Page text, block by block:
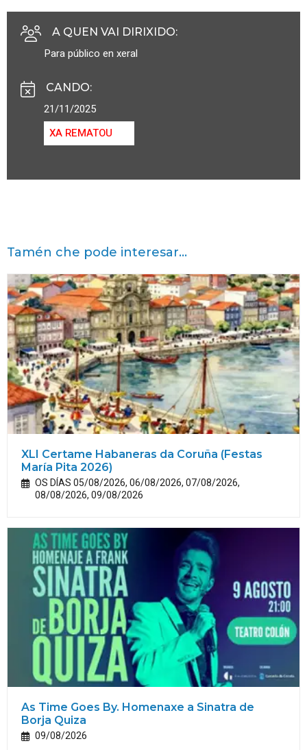
A QUEN VAI DIRIXIDO:
Para público en xeral
CANDO:
21/11/2025
XA REMATOU
Tamén che pode interesar...
XLI Certame Habaneras da Coruña (Festas
María Pita 2026)
OS DÍAS 05/08/2026, 06/08/2026, 07/08/2026,
08/08/2026, 09/08/2026
As Time Goes By. Homenaxe a Sinatra de
Borja Quiza
09/08/2026